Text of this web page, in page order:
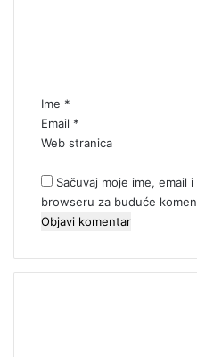
*Ime *
Email *
Web stranica
Sačuvaj moje ime, email
browseru za buduće